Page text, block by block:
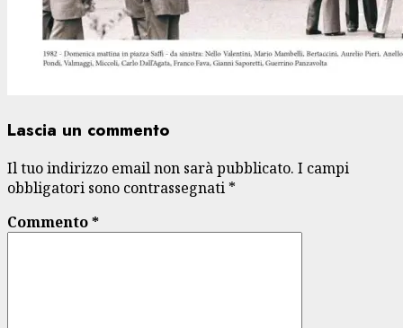
Lascia un commento
Il tuo indirizzo email non sarà pubblicato. I campi
obbligatori sono contrassegnati *
Commento*